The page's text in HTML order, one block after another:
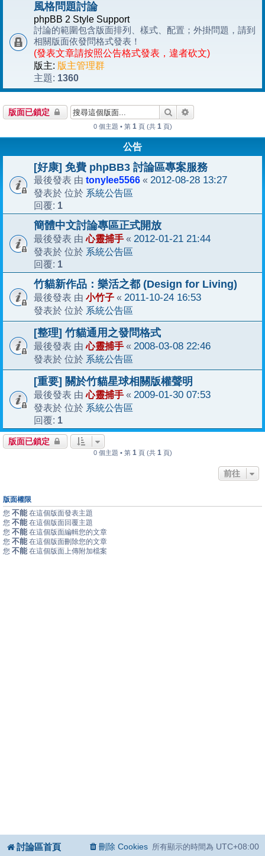
風格問題討論
phpBB 2 Style Support
討論的範圍包含版面排列、樣式、配置；外掛問題，請到
相關版面依發問格式發表！
(發表文章請按照公告格式發表，違者砍文)
版主: 版主管理群
主題: 1360
版面已鎖定 搜尋
0 個主題 • 第 1 頁 (共 1 頁)
公告
[好康] 免費 phpBB3 討論區專案服務
最後發表 由 tonylee5566 « 2012-08-28 13:27
發表於 位於 系統公告區
回覆: 1
簡體中文討論專區正式開放
最後發表 由心靈捕手 « 2012-01-21 21:44
發表於 位於 系統公告區
回覆: 1
竹貓新作品：樂活之都 (Design for Living)
最後發表 由 小竹子 « 2011-10-24 16:53
發表於 位於 系統公告區
[整理] 竹貓通用之發問格式
最後發表 由心靈捕手 « 2008-03-08 22:46
發表於 位於 系統公告區
[重要] 關於竹貓星球相關版權聲明
最後發表 由心靈捕手 « 2009-01-30 07:53
發表於 位於 系統公告區
回覆: 1
版面已鎖定
0 個主題 • 第 1 頁 (共 1 頁)
前往
版面權限
您 不能 在這個版面發表主題
您 不能 在這個版面回覆主題
您 不能 在這個版面編輯您的文章
您 不能 在這個版面刪除您的文章
您 不能 在這個版面上傳附加檔案
討論區首頁 所有顯示的時間為 UTC+08:00
刪除 Cookies